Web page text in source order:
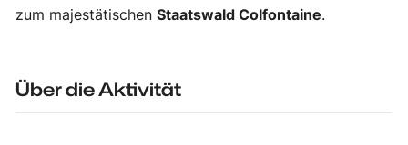
zum majestätischenStaatswald Colfontaine.
Über die Aktivität